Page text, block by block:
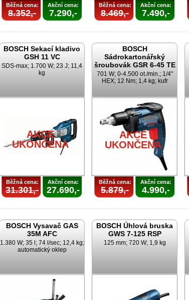
Běžná cena:
8.352,-
Akční cena:
7.290,-
Běžná cena:
8.469,-
Akční cena:
7.490,-
BOSCH Sekací kladivo
GSH 11 VC
SDS-max; 1.700 W; 23 J; 11,4
kg
AKCE
UKONČENA
Běžná cena:
31.301,-
Akční cena:
27.690,-
BOSCH
Sádrokartonářský
šroubovák GSR 6-45 TE
701 W; 0-4.500 ot./min.; 1/4"
HEX; 12 Nm; 1,4 kg; kufr
AKCE
UKONČENA
Běžná cena:
5.879,-
Akční cena:
4.990,-
BOSCH Vysavač GAS
35M AFC
1.380 W; 35 l; 74 l/sec; 12,4 kg;
automatický oklep
BOSCH Úhlová bruska
GWS 7-125 RSP
125 mm; 720 W; 1,9 kg